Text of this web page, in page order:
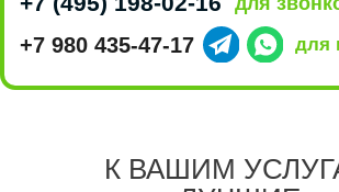
К ВАШИМ
мы приобретаем друзей.
Качество